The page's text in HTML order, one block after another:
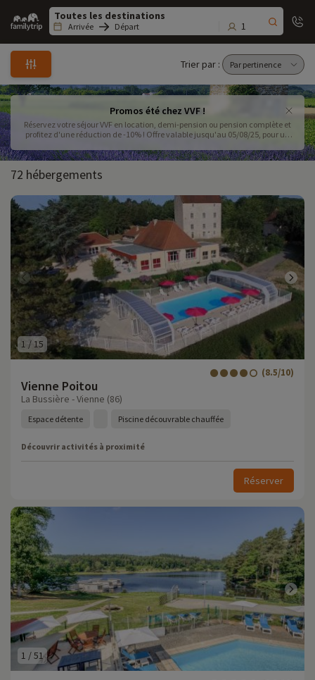
Family
trip
Arrivée Départ 1
Trier par :
Promos été chez VVF !
Réservez votre séjour VVF en location, demi-pension ou pension complète et
profitez d'une réduction de -10% ! Offre valable jusqu'au 05/08/25, pour un
72 hébergements
1 /15
Vienne Poitou
(8.5/10)
La Bussière - Vienne (86)
Espace détente Piscine découvrable chauffée
Découvrir activités à proximité
Réserver
1 /51